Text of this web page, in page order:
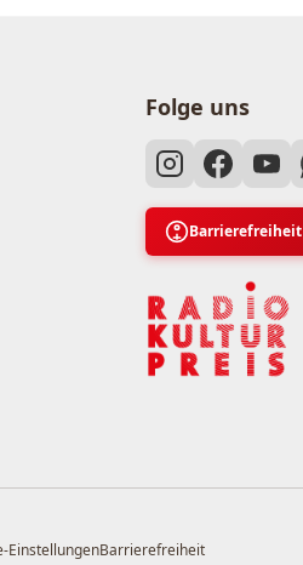
Folge uns
Barrierefreiheit
EinstellungenBarrierefreiheit